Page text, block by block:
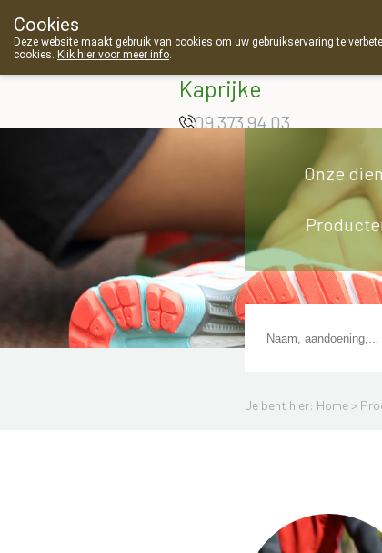
Apotheek Van
Kaprijke
09 373 94 03
Onze
Je bent hier: Home >
Cookies
Deze website maakt gebruik van cookies om uw gebruikservaring te
cookies. Klik hier voor meer info.